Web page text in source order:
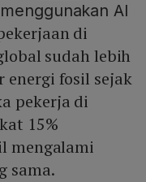
AI
di
sudah lebih
energi fosil sejak
pekerja di
15%
mengalami
sama.